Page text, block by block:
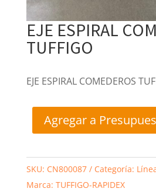
EJE ESPIRAL
TUFFIGO
EJE ESPIRAL COMEDEROS
Agregar a
SKU: CN800087 Categoría:
Marca: TUFFIGO-RAPIDEX